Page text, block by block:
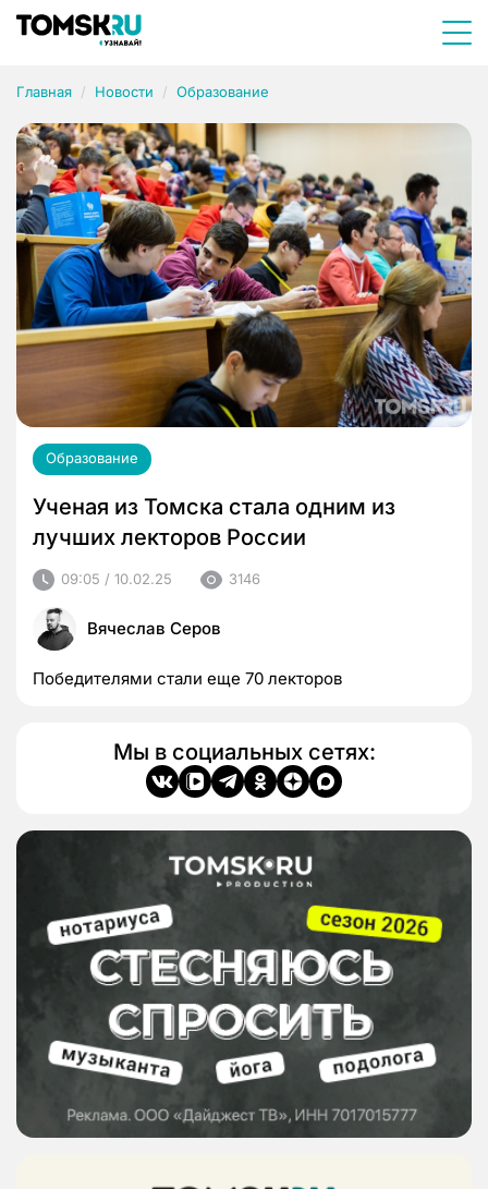
Главная Новости Образование
Образование
Ученая из Томска стала одним из
лучших лекторов России
09:05 / 10.02.25 3146
Вячеслав Серов
Победителями стали еще 70 лекторов
Мы в социальных сетях: